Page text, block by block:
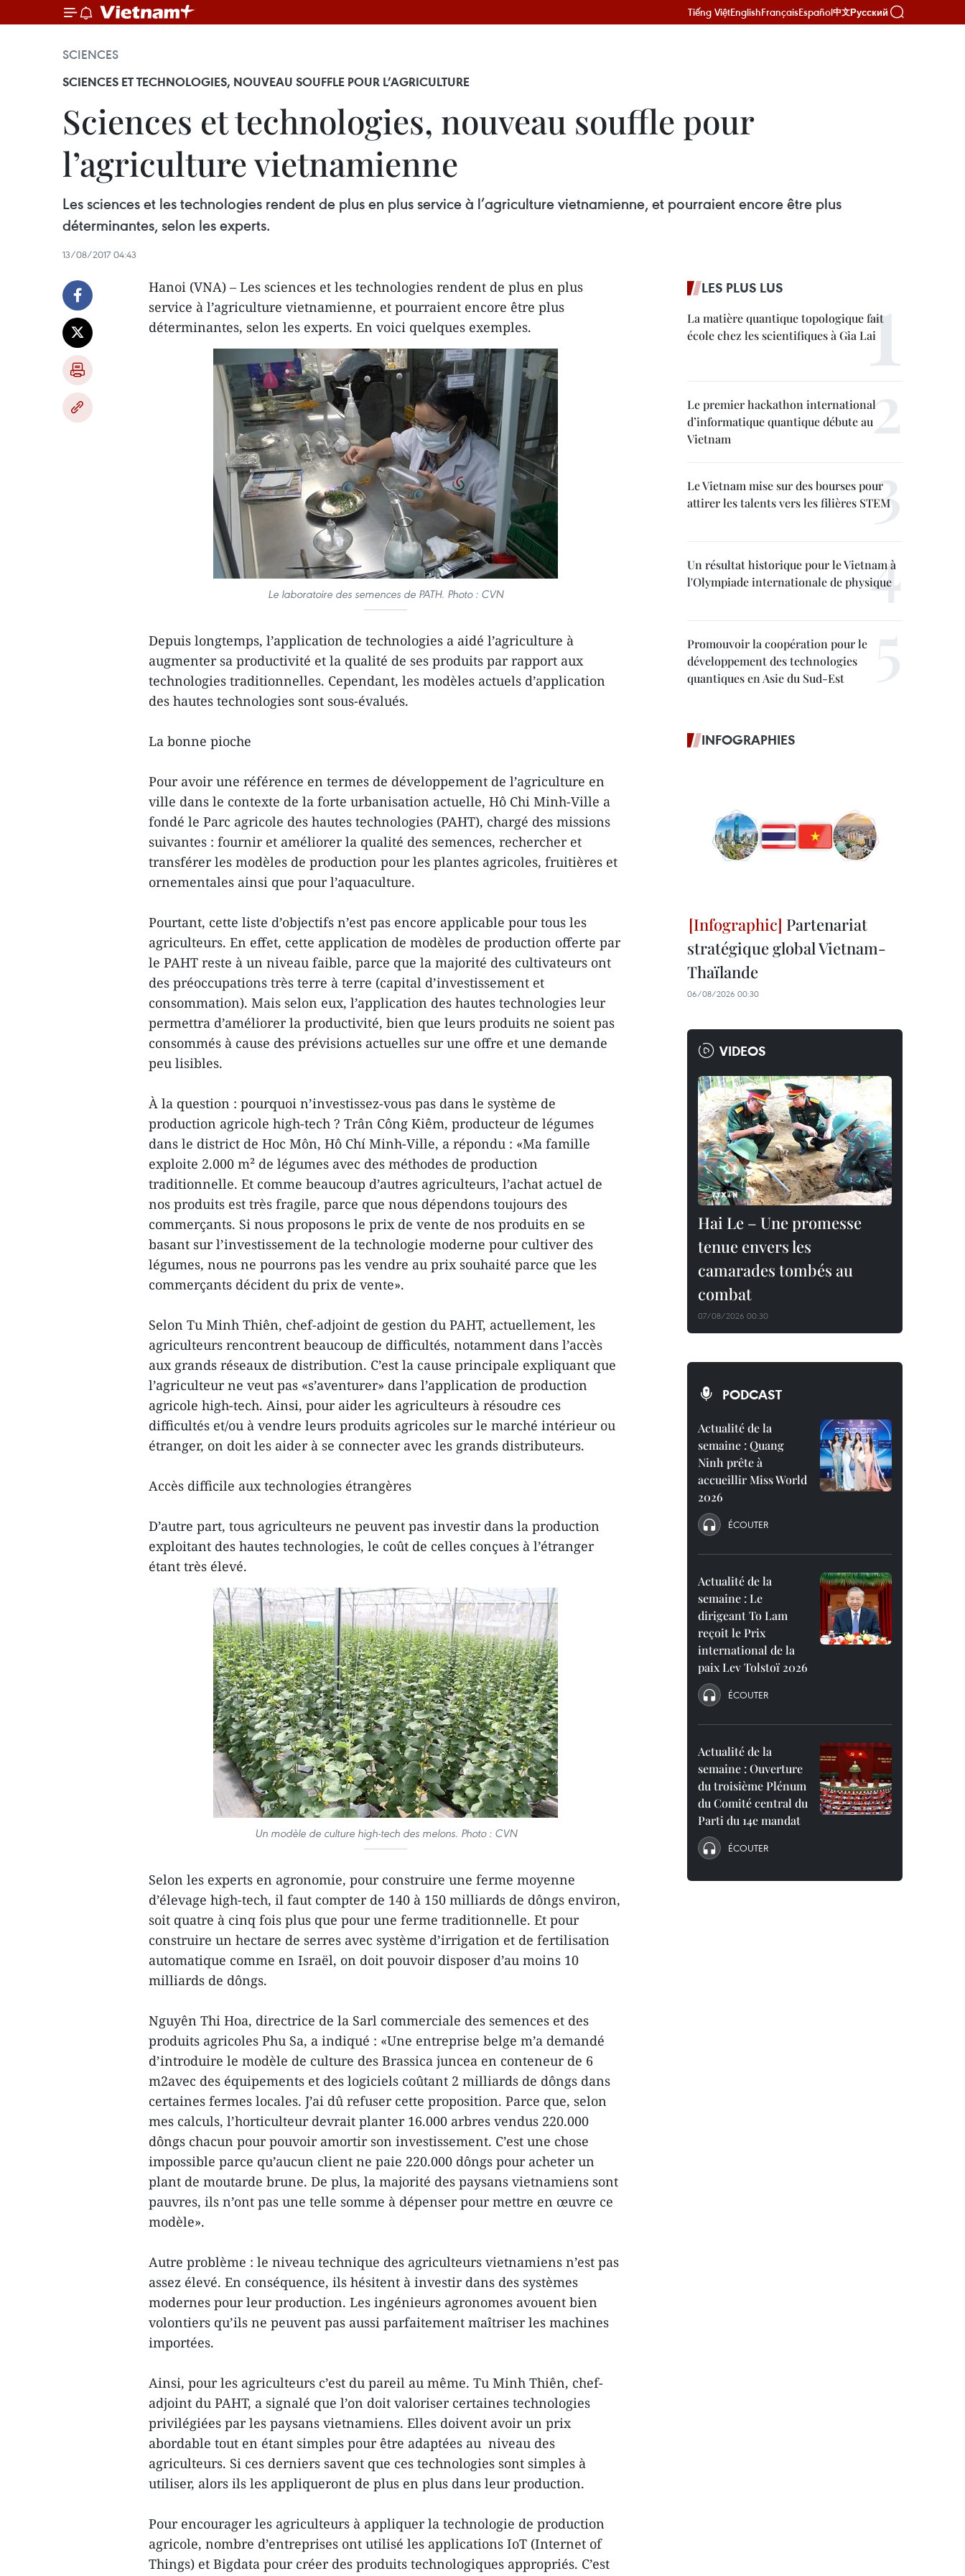
Tiếng ViệtEnglishFrançaisEspañol中文Русский
SCIENCES
SCIENCES ET TECHNOLOGIES, NOUVEAU SOUFFLE POUR L’AGRICULTURE
Sciences et technologies, nouveau souffle pour
l’agriculture vietnamienne
Les sciences et les technologies rendent de plus en plus service à l’agriculture vietnamienne, et pourraient encore être plus
déterminantes, selon les experts.
13/08/2017 04:43
Hanoi (VNA) – Les sciences et les technologies rendent de plus en plus
service à l’agriculture vietnamienne, et pourraient encore être plus
déterminantes, selon les experts. En voici quelques exemples.
Le laboratoire des semences de PATH. Photo : CVN
Depuis longtemps, l’application de technologies a aidé l’agriculture à
augmenter sa productivité et la qualité de ses produits par rapport aux
technologies traditionnelles. Cependant, les modèles actuels d’application
des hautes technologies sont sous-évalués.
La bonne pioche
Pour avoir une référence en termes de développement de l’agriculture en
ville dans le contexte de la forte urbanisation actuelle, Hô Chi Minh-Ville a
fondé le Parc agricole des hautes technologies (PAHT), chargé des missions
suivantes : fournir et améliorer la qualité des semences, rechercher et
transférer les modèles de production pour les plantes agricoles, fruitières et
ornementales ainsi que pour l’aquaculture.
Pourtant, cette liste d’objectifs n’est pas encore applicable pour tous les
agriculteurs. En effet, cette application de modèles de production offerte par
le PAHT reste à un niveau faible, parce que la majorité des cultivateurs ont
des préoccupations très terre à terre (capital d’investissement et
consommation). Mais selon eux, l’application des hautes technologies leur
permettra d’améliorer la productivité, bien que leurs produits ne soient pas
consommés à cause des prévisions actuelles sur une offre et une demande
peu lisibles.
À la question : pourquoi n’investissez-vous pas dans le système de
production agricole high-tech ? Trân Công Kiêm, producteur de légumes
dans le district de Hoc Môn, Hô Chí Minh-Ville, a répondu : «Ma famille
exploite 2.000 m² de légumes avec des méthodes de production
traditionnelle. Et comme beaucoup d’autres agriculteurs, l’achat actuel de
nos produits est très fragile, parce que nous dépendons toujours des
commerçants. Si nous proposons le prix de vente de nos produits en se
basant sur l’investissement de la technologie moderne pour cultiver des
légumes, nous ne pourrons pas les vendre au prix souhaité parce que les
commerçants décident du prix de vente».
Selon Tu Minh Thiên, chef-adjoint de gestion du PAHT, actuellement, les
agriculteurs rencontrent beaucoup de difficultés, notamment dans l’accès
aux grands réseaux de distribution. C’est la cause principale expliquant que
l’agriculteur ne veut pas «s’aventurer» dans l’application de production
agricole high-tech. Ainsi, pour aider les agriculteurs à résoudre ces
difficultés et/ou à vendre leurs produits agricoles sur le marché intérieur ou
étranger, on doit les aider à se connecter avec les grands distributeurs.
Accès difficile aux technologies étrangères
D’autre part, tous agriculteurs ne peuvent pas investir dans la production
exploitant des hautes technologies, le coût de celles conçues à l’étranger
étant très élevé.
Un modèle de culture high-tech des melons. Photo : CVN
Selon les experts en agronomie, pour construire une ferme moyenne
d’élevage high-tech, il faut compter de 140 à 150 milliards de dôngs environ,
soit quatre à cinq fois plus que pour une ferme traditionnelle. Et pour
construire un hectare de serres avec système d’irrigation et de fertilisation
automatique comme en Israël, on doit pouvoir disposer d’au moins 10
milliards de dôngs.
Nguyên Thi Hoa, directrice de la Sarl commerciale des semences et des
produits agricoles Phu Sa, a indiqué : «Une entreprise belge m’a demandé
d’introduire le modèle de culture des Brassica juncea en conteneur de 6
m2avec des équipements et des logiciels coûtant 2 milliards de dôngs dans
certaines fermes locales. J’ai dû refuser cette proposition. Parce que, selon
mes calculs, l’horticulteur devrait planter 16.000 arbres vendus 220.000
dôngs chacun pour pouvoir amortir son investissement. C’est une chose
impossible parce qu’aucun client ne paie 220.000 dôngs pour acheter un
plant de moutarde brune. De plus, la majorité des paysans vietnamiens sont
pauvres, ils n’ont pas une telle somme à dépenser pour mettre en œuvre ce
modèle».
Autre problème : le niveau technique des agriculteurs vietnamiens n’est pas
assez élevé. En conséquence, ils hésitent à investir dans des systèmes
modernes pour leur production. Les ingénieurs agronomes avouent bien
volontiers qu’ils ne peuvent pas aussi parfaitement maîtriser les machines
importées.
Ainsi, pour les agriculteurs c’est du pareil au même. Tu Minh Thiên, chef-
adjoint du PAHT, a signalé que l’on doit valoriser certaines technologies
privilégiées par les paysans vietnamiens. Elles doivent avoir un prix
abordable tout en étant simples pour être adaptées au niveau des
agriculteurs. Si ces derniers savent que ces technologies sont simples à
utiliser, alors ils les appliqueront de plus en plus dans leur production.
Pour encourager les agriculteurs à appliquer la technologie de production
agricole, nombre d’entreprises ont utilisé les applications IoT (Internet of
Things) et Bigdata pour créer des produits technologiques appropriés. C’est
LES PLUS LUS
La matière quantique topologique fait
école chez les scientifiques à Gia Lai
Le premier hackathon international
d’informatique quantique débute au
Vietnam
Le Vietnam mise sur des bourses pour
attirer les talents vers les filières STEM
Un résultat historique pour le Vietnam à
l'Olympiade internationale de physique
Promouvoir la coopération pour le
développement des technologies
quantiques en Asie du Sud-Est
INFOGRAPHIES
Partenariat
stratégique global Vietnam-
Thaïlande
06/08/2026 00:30
VIDEOS
Hai Le – Une promesse
tenue envers les
camarades tombés au
combat
07/08/2026 00:30
PODCAST
Actualité de la
semaine : Quang
Ninh prête à
accueillir Miss World
2026
ÉCOUTER
Actualité de la
semaine : Le
dirigeant To Lam
reçoit le Prix
international de la
paix Lev Tolstoï 2026
ÉCOUTER
Actualité de la
semaine : Ouverture
du troisième Plénum
du Comité central du
Parti du 14e mandat
ÉCOUTER